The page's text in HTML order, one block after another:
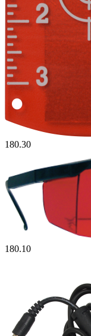
180.30
180.10